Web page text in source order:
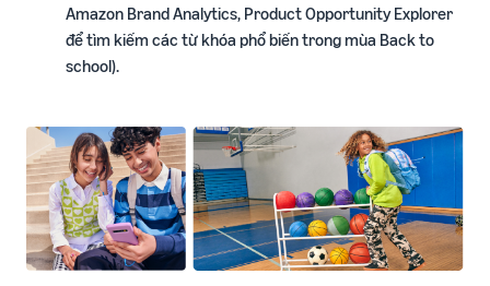
Amazon Brand Analytics, Product Opportunity Explorer
để tìm kiếm các từ khóa phổ biến trong mùa Back to
school).